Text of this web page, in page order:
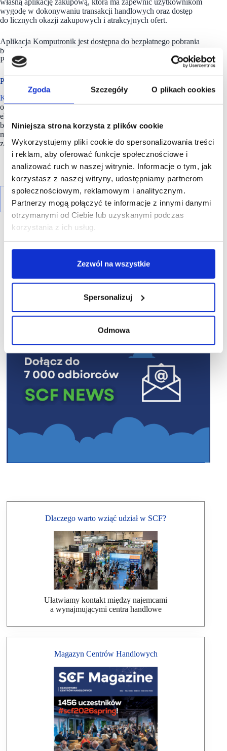
Zgoda Szczegóły O plikach cookies
Niniejsza strona korzysta z plików cookie
Wykorzystujemy pliki cookie do spersonalizowania treści
i reklam, aby oferować funkcje społecznościowe i
analizować ruch w naszej witrynie. Informacje o tym, jak
korzystasz z naszej witryny, udostępniamy partnerom
społecznościowym, reklamowym i analitycznym.
Partnerzy mogą połączyć te informacje z innymi danymi
otrzymanymi od Ciebie lub uzyskanymi podczas
korzystania z ich usług.
Zezwól na wszystkie
Spersonalizuj
Odmowa
własną aplikację zakupową, która ma zapewnić użytkownikom
wygodę w dokonywaniu transakcji handlowych oraz dostęp
do licznych okazji zakupowych i atrakcyjnych ofert.
Aplikacja Komputronik jest dostępna do bezpłatnego pobrania
bezpośrednio w popularnych sklepach z aplikacjami: Google
Play, iOS – App Store, AppGallery lub na stronie.
Prawie 30 lat na rynku
Komputronik
oraz w sklepach stacjonarnych komputerów, telefonów,
elektroniki użytkowej a także rozwiązań smart home.
będąca firmą rodzinną, znajduje się w czołówce zaufanych
marek. W ostatnim roku była wielokrotnie nagradzana
za komunikację i rozwiązania oferowane klientom.
Dlaczego warto wziąć udział w SCF?
Ułatwiamy kontakt między najemcami
a wynajmującymi centra handlowe
Magazyn Centrów Handlowych